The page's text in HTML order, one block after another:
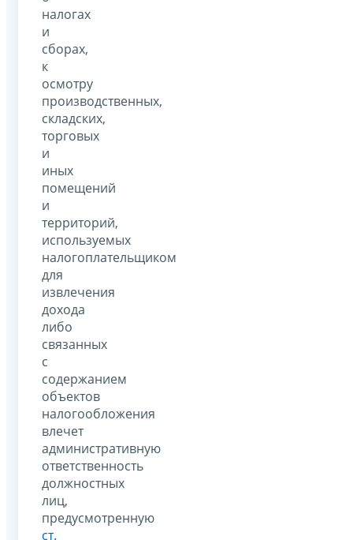
налогах
и
сборах,
к
осмотру
производственных,
складских,
торговых
и
иных
помещений
и
территорий,
используемых
налогоплательщиком
для
извлечения
дохода
либо
связанных
с
содержанием
объектов
налогообложения
влечет
административную
ответственность
должностных
лиц,
предусмотренную
ст.